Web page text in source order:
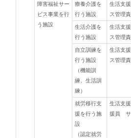
障害福祉サー
ビス事業を行
う施設
療養介護を
行う施設
生活支
ス管理
生活介護を
行う施設
生活支
ス管理
自立訓練を
行う施設
（機能訓
練、生活訓
練）
生活支
ス管理
就労移行支
援を行う施
設
（認定就労
生活支
援員 サ